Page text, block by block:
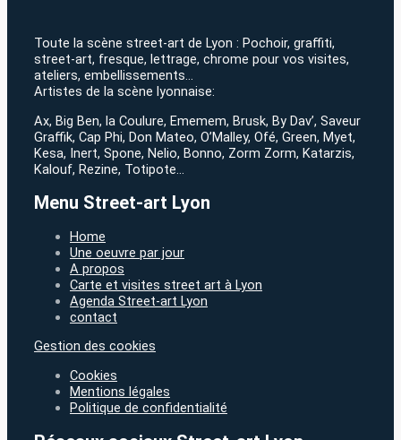
Toute la scène street-art de Lyon : Pochoir, graffiti,
street-art, fresque, lettrage, chrome pour vos visites,
ateliers, embellissements…
Artistes de la scène lyonnaise:
Ax, Big Ben, la Coulure, Ememem, Brusk, By Dav’, Saveur
Graffik, Cap Phi, Don Mateo, O’Malley, Ofé, Green, Myet,
Kesa, Inert, Spone, Nelio, Bonno, Zorm Zorm, Katarzis,
Kalouf, Rezine, Totipote…
Menu Street-art Lyon
Home
Une oeuvre par jour
A propos
Carte et visites street art à Lyon
Agenda Street-art Lyon
contact
Gestion des cookies
Cookies
Mentions légales
Politique de confidentialité